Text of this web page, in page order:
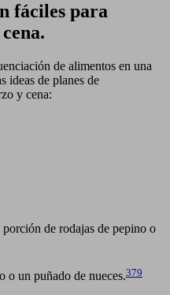
fáciles para
de alimentos en una
ideas de planes de
y cena:
de rodajas de pepino o
un puñado de nueces.379